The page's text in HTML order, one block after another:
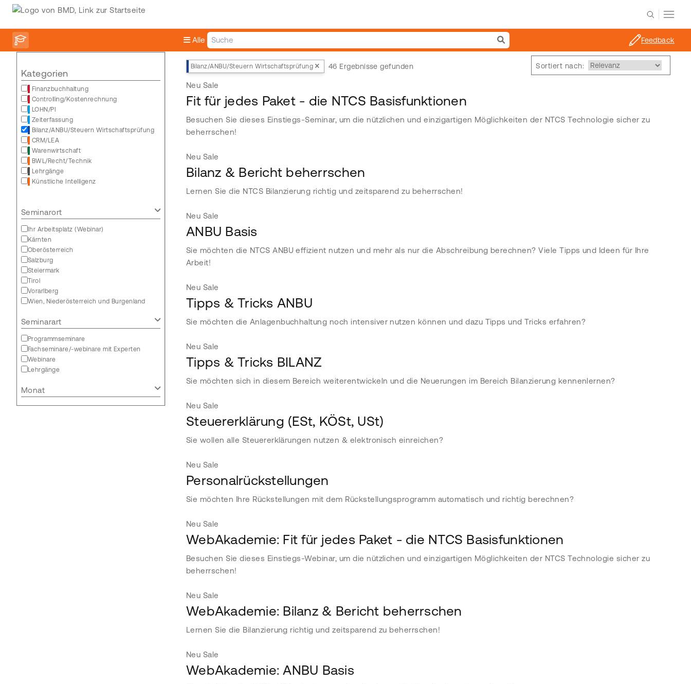
Alle Feedback
Kategorien
Finanzbuchhaltung
Controlling/Kostenrechnung
LOHN/PI
Zeiterfassung
Bilanz/ANBU/Steuern Wirtschaftsprüfung
CRM/LEA
Warenwirtschaft
BWL/Recht/Technik
Lehrgänge
Künstliche Intelligenz
Seminarort
Ihr Arbeitsplatz (Webinar)
Kärnten
Oberösterreich
Salzburg
Steiermark
Tirol
Vorarlberg
Wien, Niederösterreich und Burgenland
Seminarart
Programmseminare
Fachseminare/-webinare mit Experten
Webinare
Lehrgänge
Monat
Bilanz/ANBU/Steuern Wirtschaftsprüfung 46 Ergebnisse gefunden Sortiert nach:
Neu Sale
Fit für jedes Paket - die NTCS Basisfunktionen
Besuchen Sie dieses Einstiegs-Seminar, um die nützlichen und einzigartigen Möglichkeiten der NTCS Technologie sicher zu
beherrschen!
Neu Sale
Bilanz & Bericht beherrschen
Lernen Sie die NTCS Bilanzierung richtig und zeitsparend zu beherrschen!
Neu Sale
ANBU Basis
Sie möchten die NTCS ANBU effizient nutzen und mehr als nur die Abschreibung berechnen? Viele Tipps und Ideen für Ihre
Arbeit!
Neu Sale
Tipps & Tricks ANBU
Sie möchten die Anlagenbuchhaltung noch intensiver nutzen können und dazu Tipps und Tricks erfahren?
Neu Sale
Tipps & Tricks BILANZ
Sie möchten sich in diesem Bereich weiterentwickeln und die Neuerungen im Bereich Bilanzierung kennenlernen?
Neu Sale
Steuererklärung (ESt, KÖSt, USt)
Sie wollen alle Steuererklärungen nutzen & elektronisch einreichen?
Neu Sale
Personalrückstellungen
Sie möchten Ihre Rückstellungen mit dem Rückstellungsprogramm automatisch und richtig berechnen?
Neu Sale
WebAkademie: Fit für jedes Paket - die NTCS Basisfunktionen
Besuchen Sie dieses Einstiegs-Webinar, um die nützlichen und einzigartigen Möglichkeiten der NTCS Technologie sicher zu
beherrschen!
Neu Sale
WebAkademie: Bilanz & Bericht beherrschen
Lernen Sie die Bilanzierung richtig und zeitsparend zu beherrschen!
Neu Sale
WebAkademie: ANBU Basis